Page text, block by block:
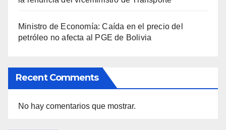
Ministro de Economía: Caída en el precio del
petróleo no afecta al PGE de Bolivia
Recent Comments
No hay comentarios que mostrar.